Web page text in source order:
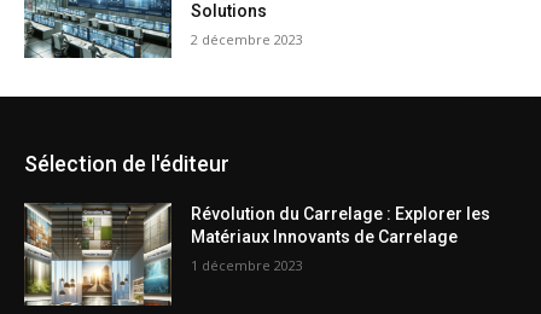
Solutions
2 décembre 2023
Sélection de l'éditeur
Révolution du Carrelage : Explorer les
Matériaux Innovants de Carrelage
1 décembre 2023